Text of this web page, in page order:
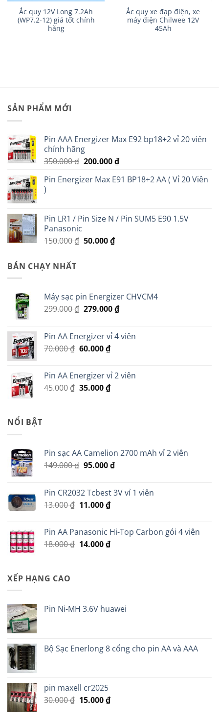
Ắc quy 12V Long 7.2Ah
(WP7.2-12) giá tốt chính
hãng
Ắc quy xe đạp điện, xe
máy điện Chilwee 12V
45Ah
SẢN PHẨM MỚI
Pin AAA Energizer Max E92 bp18+2 vỉ 20 viên
chính hãng
350.000₫ Giá
là:
200.000₫Giá
tại
Pin Energizer Max E91 BP18+2 AA ( Vỉ 20 Viên
)
Pin LR1 / Pin Size N / Pin SUM5 E90 1.5V
Panasonic
150.000₫ Giá
50.000₫Giá
BÁN CHẠY NHẤT
Máy sạc pin Energizer CHVCM4
299.000₫ Giá
299.000 ₫.
279.000₫Giá
là:
Pin AA Energizer vỉ 4 viên
70.000₫ Giá
70.000 ₫.
60.000₫Giá
là:
60.000 ₫.
Pin AA Energizer vỉ 2 viên
45.000₫ Giá
35.000₫Giá
NỔI BẬT
Pin sạc AA Camelion 2700 mAh vỉ 2 viên
149.000₫ Giá
149.000 ₫.
95.000₫Giá
là:
Pin CR2032 Tcbest 3V vỉ 1 viên
13.000₫ Giá
13.000 ₫.
11.000₫Giá
là:
11.000 ₫.
Pin AA Panasonic Hi-Top Carbon gói 4 viên
18.000₫ Giá
14.000₫Giá
XẾP HẠNG CAO
Pin Ni-MH 3.6V huawei
Bộ Sạc Enerlong 8 cổng cho pin AA và AAA
pin maxell cr2025
30.000₫ Giá
15.000₫Giá